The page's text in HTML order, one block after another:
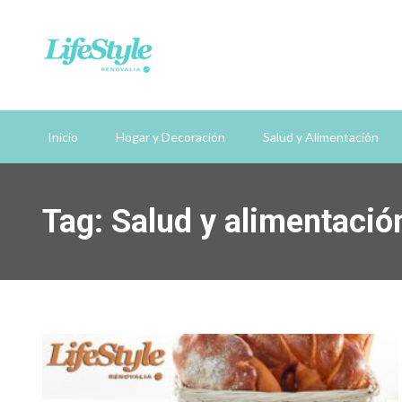
Inicio Hogar y Decoración Salud y Alimentación
Tag: Salud y